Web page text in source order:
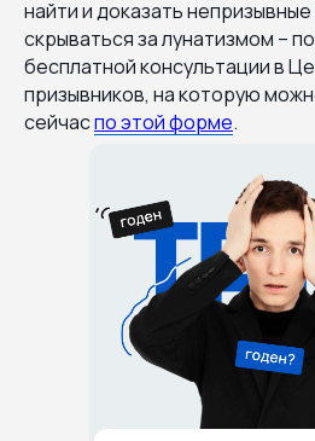
найти и доказать
скрываться за лунатизмом –
бесплатной консультации в
призывников, на которую
сейчаспо этой форме.